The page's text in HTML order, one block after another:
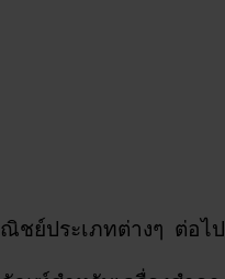
ย์ประเภทต่างๆ ต่อ